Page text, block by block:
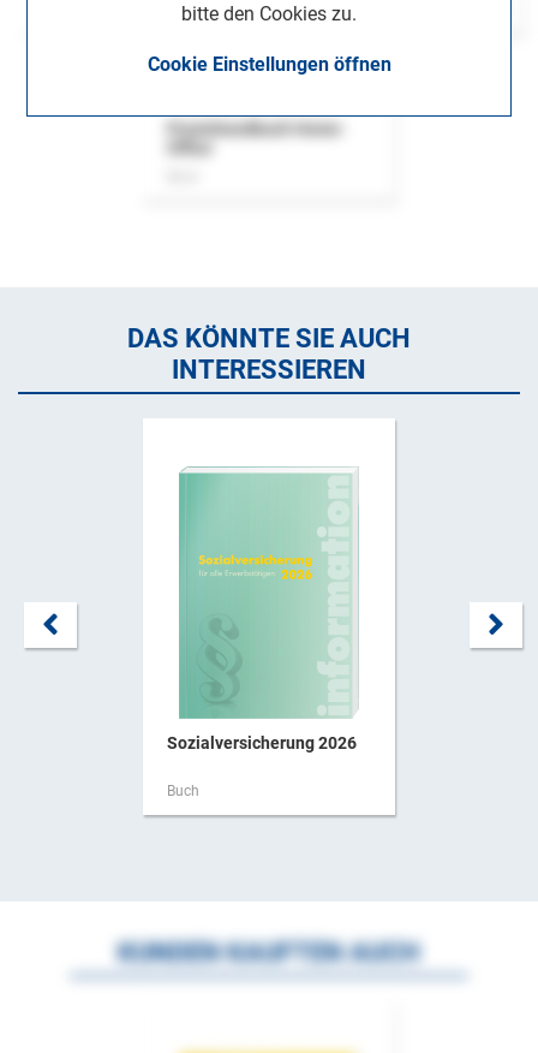
bitte den Cookies zu.
Cookie Einstellungen öffnen
Praxishandbuch Home-
DAS KÖNNTE SIE AUCH
INTERESSIEREN
Sozialversicherung 2026
Buch
KUNDEN KAUFTEN AUCH